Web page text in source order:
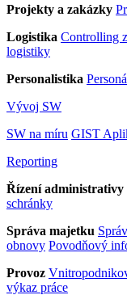
Projekty a zakázky
Logistika Controlling
logistiky
Personalistika
Vývoj SW
SW na míru GIST
Reporting
Řízení administrativy
schránky
Správa majetku
obnovy Povodňový
Provoz
výkaz práce